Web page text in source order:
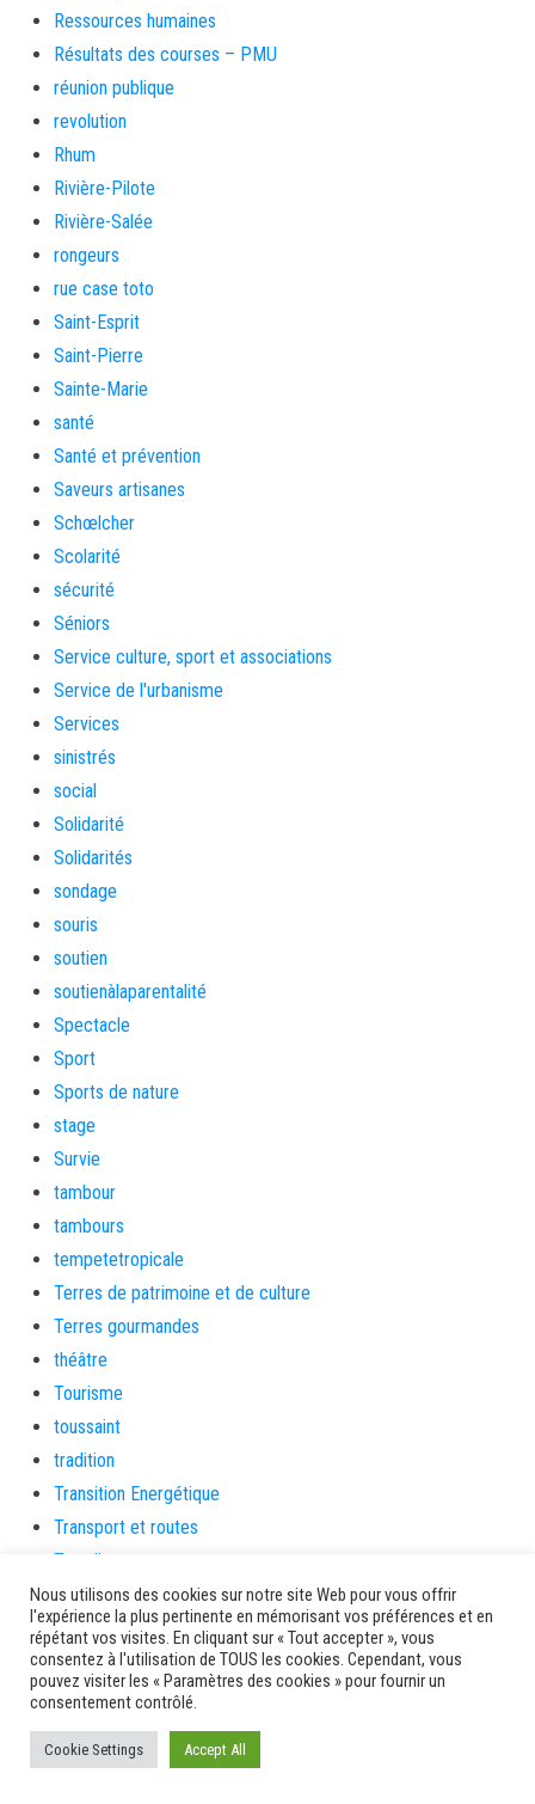
Ressources humaines
Résultats des courses – PMU
réunion publique
revolution
Rhum
Rivière-Pilote
Rivière-Salée
rongeurs
rue case toto
Saint-Esprit
Saint-Pierre
Sainte-Marie
santé
Santé et prévention
Saveurs artisanes
Schœlcher
Scolarité
sécurité
Séniors
Service culture, sport et associations
Service de l'urbanisme
Services
sinistrés
social
Solidarité
Solidarités
sondage
souris
soutien
soutienàlaparentalité
Spectacle
Sport
Sports de nature
stage
Survie
tambour
tambours
tempetetropicale
Terres de patrimoine et de culture
Terres gourmandes
théâtre
Tourisme
toussaint
tradition
Transition Energétique
Transport et routes
Travail
Travaux
Travaux THD
travaux utiles
TSUNAMI
TZCLD
uncategorized
Nous utilisons des cookies sur notre site Web pour vous offrir
l'expérience la plus pertinente en mémorisant vos préférences et en
répétant vos visites. En cliquant sur « Tout accepter », vous
consentez à l'utilisation de TOUS les cookies. Cependant, vous
pouvez visiter les « Paramètres des cookies » pour fournir un
consentement contrôlé.
Cookie Settings Accept All